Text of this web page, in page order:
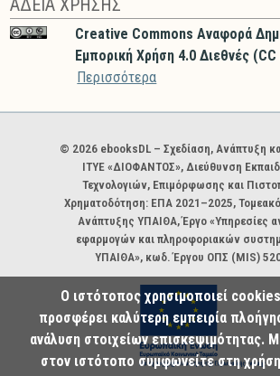
ΑΔΕΙΑ ΧΡΗΣΗΣ
Creative Commons Αναφορά
Εμπορική Χρήση 4.0 Διεθνές (CC
Περισσότερα
Χορηγοί και φορείς
© 2026 ebooksDL – Σχεδίαση, Ανάπτυξη
ΙΤΥΕ «ΔΙΟΦΑΝΤΟΣ», Διεύθυνση
Τεχνολογιών, Επιμόρφωσης και
Χρηματοδότηση: ΕΠΑ 2021–2025,
Ανάπτυξης ΥΠΑΙΘΑ, Έργο «Υπηρεσίες
εφαρμογών και πληροφοριακών
ΥΠΑΙΘΑ», κωδ. Έργου ΟΠΣ (MIS)
Ο ιστότοπος χρησιμοποιεί
προσφέρει καλύτερη εμπειρία
ανάλυση στοιχείων επισκεψιμότητας.
στον ιστότοπο συμφωνείτε στη